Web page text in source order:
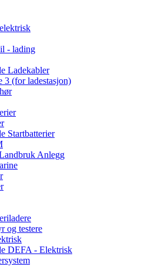
- lading
Ladekabler
3 (for ladestasjon)
Startbatterier
Anlegg
og testere
DEFA - Elektrisk